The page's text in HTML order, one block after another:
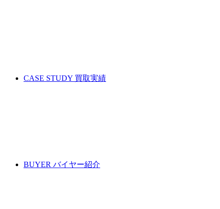
CASE STUDY 買取実績
BUYER バイヤー紹介